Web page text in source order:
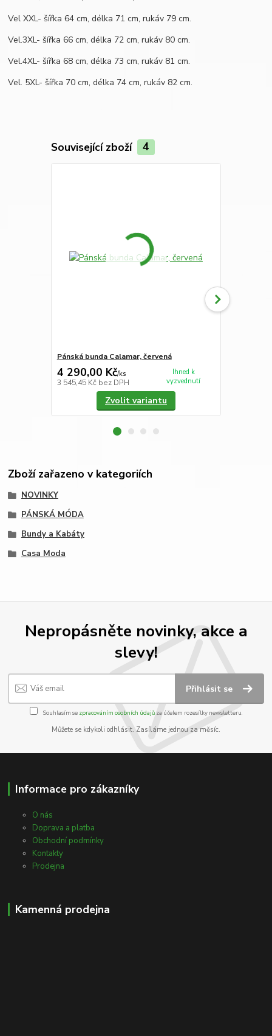
Vel XXL- šířka 64 cm, délka 71 cm, rukáv 79 cm.
Vel.3XL- šířka 66 cm, délka 72 cm, rukáv 80 cm.
Vel.4XL- šířka 68 cm, délka 73 cm, rukáv 81 cm.
Vel. 5XL- šířka 70 cm, délka 74 cm, rukáv 82 cm.
Související zboží 4
Pánská bunda Calamar, červená
4 290,00 Kč/ks
3 545,45 Kč bez DPH
Ihned k
vyzvednutí
Zvolit variantu
Zboží zařazeno v kategoriích
NOVINKY
PÁNSKÁ MÓDA
Bundy a Kabáty
Casa Moda
Nepropásněte novinky, akce a
slevy!
Přihlásit se
Souhlasím se zpracováním osobních údajůza účelem rozesílky newsletteru.
Můžete se kdykoli odhlásit. Zasíláme jednou za měsíc.
Informace pro zákazníky
O nás
Doprava a platba
Obchodní podmínky
Kontakty
Prodejna
Kamenná prodejna